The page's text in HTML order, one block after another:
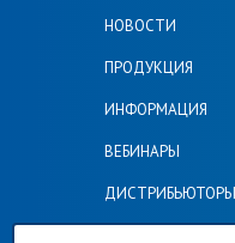
НОВОСТИ
ПРОДУКЦИЯ
ИНФОРМАЦИЯ
ВЕБИНАРЫ
ДИСТРИБЬЮТОРЫ